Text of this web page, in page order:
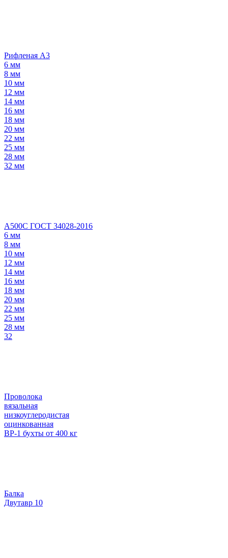
Рифленая А3
6 мм
8 мм
10 мм
12 мм
14 мм
16 мм
18 мм
20 мм
22 мм
25 мм
28 мм
32 мм
А500С ГОСТ 34028-2016
6 мм
8 мм
10 мм
12 мм
14 мм
16 мм
18 мм
20 мм
22 мм
25 мм
28 мм
32
Проволока
вязальная
низкоуглеродистая
оцинкованная
ВР-1 бухты от 400 кг
Балка
Двутавр 10